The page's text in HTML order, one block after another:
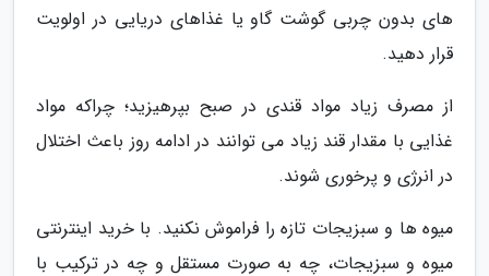
های بدون چربی گوشت گاو یا غذاهای دریایی در اولویت
قرار دهید.
از مصرف زیاد مواد قندی در صبح بپرهیزید؛ چراکه مواد
غذایی با مقدار قند زیاد می توانند در ادامه روز باعث اختلال
در انرژی و پرخوری شوند.
میوه ها و سبزیجات تازه را فراموش نکنید. با خرید اینترنتی
میوه و سبزیجات، چه به صورت مستقل و چه در ترکیب با